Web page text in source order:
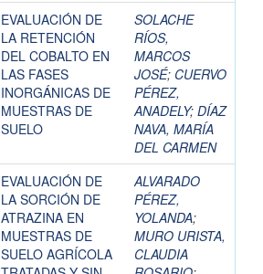
EVALUACIÓN DE
LA RETENCIÓN
DEL COBALTO EN
LAS FASES
INORGÁNICAS DE
MUESTRAS DE
SUELO
SOLACHE
RÍOS,
MARCOS
JOSÉ; CUERVO
PÉREZ,
ANADELY; DÍAZ
NAVA, MARÍA
DEL CARMEN
EVALUACIÓN DE
LA SORCIÓN DE
ATRAZINA EN
MUESTRAS DE
SUELO AGRÍCOLA
ALVARADO
PÉREZ,
YOLANDA;
MURO URISTA,
CLAUDIA